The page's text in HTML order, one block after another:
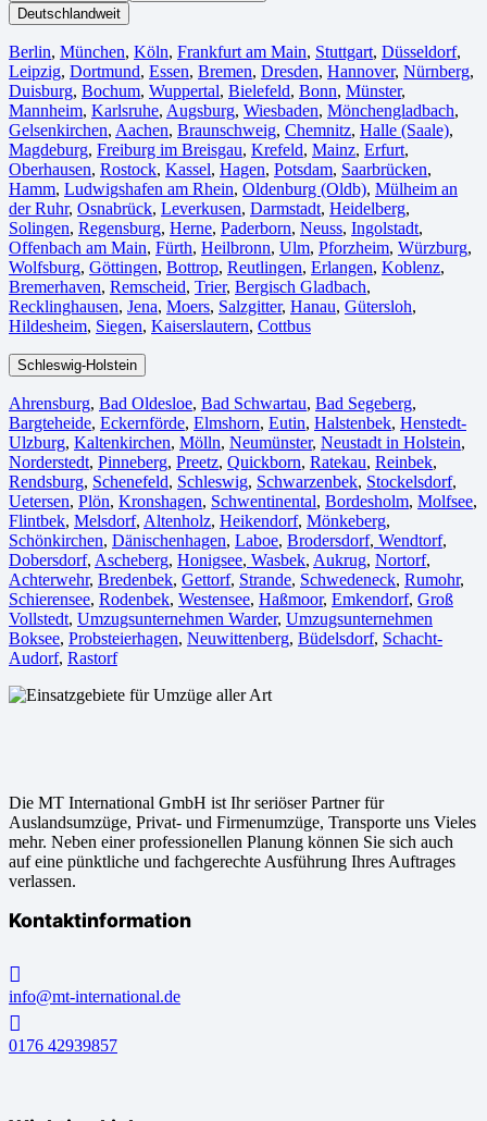
Deutschlandweit
Berlin⁠, München, Köln⁠, Frankfurt am Main, Stuttgart, Düsseldorf,
Leipzig, Dortmund, Essen, Bremen, Dresden, Hannover, Nürnberg,
Duisburg⁠, Bochum, Wuppertal⁠, Bielefeld⁠, Bonn⁠, Münster⁠,
Mannheim, Karlsruhe, Augsburg, Wiesbaden⁠, Mönchengladbach⁠,
Gelsenkirchen⁠, Aachen⁠, Braunschweig, Chemnitz⁠, Halle (Saale)⁠,
Magdeburg, Freiburg im Breisgau⁠, Krefeld⁠, Mainz⁠, Erfurt,
Oberhausen⁠, Rostock⁠, Kassel⁠, Hagen, Potsdam, Saarbrücken⁠,
Hamm, Ludwigshafen am Rhein⁠, Oldenburg (Oldb), Mülheim an
der Ruhr, Osnabrück⁠, Leverkusen, Darmstadt⁠, Heidelberg,
Solingen, Regensburg, Herne⁠, Paderborn, Neuss, Ingolstadt,
Offenbach am Main, Fürth⁠, Heilbronn, Ulm⁠, Pforzheim, Würzburg,
Wolfsburg⁠, Göttingen, Bottrop, Reutlingen, Erlangen⁠, Koblenz,
Bremerhaven⁠, Remscheid, Trier⁠, Bergisch Gladbach,
Recklinghausen, Jena⁠, Moers⁠, Salzgitter⁠, Hanau, Gütersloh,
Hildesheim⁠, Siegen⁠, Kaiserslautern⁠, Cottbus⁠
Schleswig-Holstein
Ahrensburg, Bad Oldesloe, Bad Schwartau, Bad Segeberg,
Bargteheide, Eckernförde, Elmshorn, Eutin, Halstenbek, Henstedt-
Ulzburg, Kaltenkirchen, Mölln, Neumünster, Neustadt in Holstein,
Norderstedt, Pinneberg, Preetz, Quickborn, Ratekau, Reinbek,
Rendsburg, Schenefeld, Schleswig, Schwarzenbek, Stockelsdorf,
Uetersen, Plön, Kronshagen, Schwentinental, Bordesholm, Molfsee,
Flintbek, Melsdorf, Altenholz, Heikendorf, Mönkeberg,
Schönkirchen, Dänischenhagen, Laboe, Brodersdorf, Wendtorf,
Dobersdorf, Ascheberg, Honigsee, Wasbek, Aukrug, Nortorf,
Achterwehr, Bredenbek, Gettorf, Strande, Schwedeneck, Rumohr,
Schierensee, Rodenbek, Westensee, Haßmoor, Emkendorf, Groß
Vollstedt, Umzugsunternehmen Warder, Umzugsunternehmen
Boksee, Probsteierhagen, Neuwittenberg, Büdelsdorf, Schacht-
Audorf, Rastorf
Die MT International GmbH ist Ihr seriöser Partner für
Auslandsumzüge, Privat- und Firmenumzüge, Transporte uns Vieles
mehr. Neben einer professionellen Planung können Sie sich auch
auf eine pünktliche und fachgerechte Ausführung Ihres Auftrages
verlassen.
Kontaktinformation
info@mt-international.de
0176 42939857